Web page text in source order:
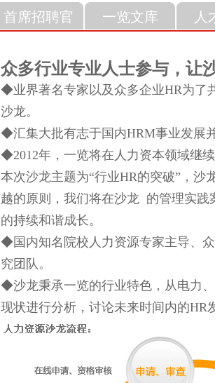
首席招聘官 一览文库 人
众多行业专业人士参与，让
◆业界著名专家以及众多企业HR为了
沙龙。
◆汇集大批有志于国内HRM事业发展
◆2012年，一览将在人力资本领域继
本次沙龙主题为“行业HR的突破”，沙
越的原则，我们将在沙龙 的管理实
的持续和谐成长。
◆国内知名院校人力资源专家主导、
究团队。
◆沙龙秉承一览的行业特色，从电力
现状进行分析，讨论未来时间内的HR